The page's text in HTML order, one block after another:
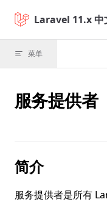
Skip to content
Laravel 11.x 中
菜单
服务提供者
简介
服务提供者是所有